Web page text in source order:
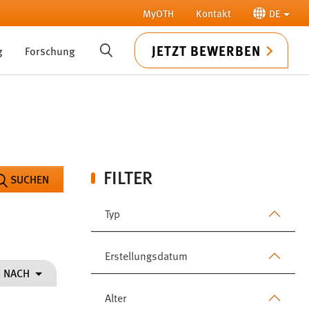
MyOTH Kontakt DE
Forschung SUCHE JETZT BEWERBEN
FILTER
Typ
Erstellungsdatum
Alter
SUCHEN
NACH